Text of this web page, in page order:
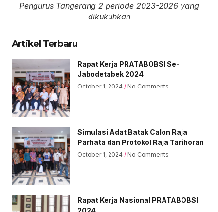
Pengurus Tangerang 2 periode 2023-2026 yang
dikukuhkan
Artikel Terbaru
Rapat Kerja PRATABOBSI Se-
Jabodetabek 2024
October 1, 2024 No Comments
Simulasi Adat Batak Calon Raja
Parhata dan Protokol Raja Tarihoran
October 1, 2024 No Comments
Rapat Kerja Nasional PRATABOBSI